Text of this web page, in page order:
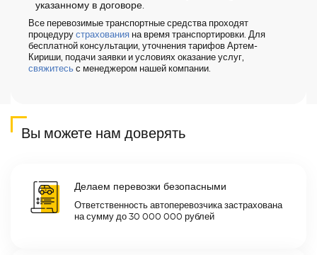
указанному в договоре.
Все перевозимые транспортные средства проходят
процедуру страхования на время транспортировки. Для
бесплатной консультации, уточнения тарифов Артем-
Кириши, подачи заявки и условиях оказание услуг,
свяжитесь с менеджером нашей компании.
Вы можете нам доверять
Делаем перевозки безопасными
Ответственность автоперевозчика застрахована
на сумму до 30 000 000 рублей